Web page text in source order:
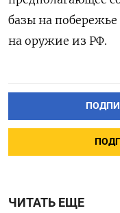
базы на
на оружие из РФ.
ЧИТАТЬ ЕЩЕ